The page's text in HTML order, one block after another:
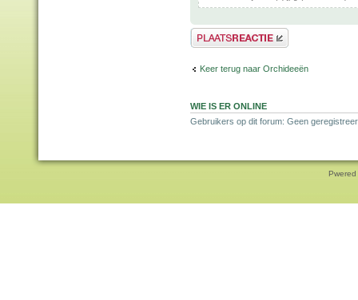
Plaats een reactie
Keer terug naar Orchideeën
WIE IS ER ONLINE
Gebruikers op dit forum: Geen